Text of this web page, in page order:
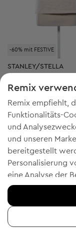
-60% mit FESTIVE
STANLEY/STELLA
Startpreis:
€ 9,00
Discount Price:
-44%
Reduzierter Preis:
€ 4,99
Unverbindliche
RRP € 17,00 (-70%)
Remix
Remix empfiehlt,
Funktionalitäts-
und
und unseren
bereitgestellt
Personalisierung
eine Analyse der
mobilen App -
Produkte zu
einverstanden
auf die
Um weitere